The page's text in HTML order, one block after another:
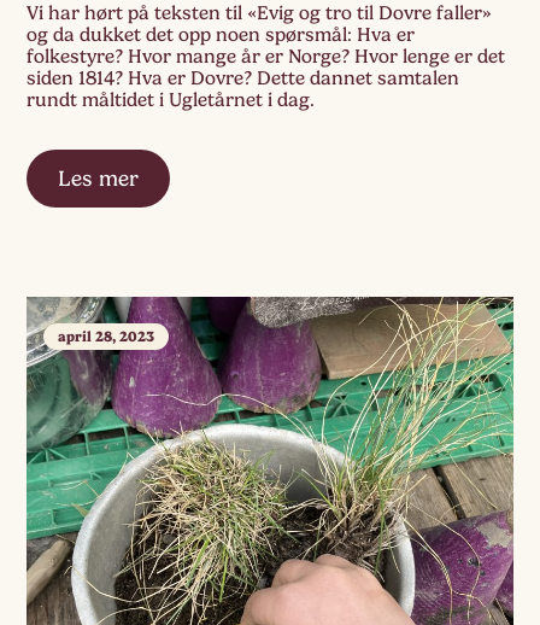
Vi har hørt på teksten til «Evig og tro til Dovre faller»
og da dukket det opp noen spørsmål: Hva er
folkestyre? Hvor mange år er Norge? Hvor lenge er det
siden 1814? Hva er Dovre? Dette dannet samtalen
rundt måltidet i Ugletårnet i dag.
Les mer
april 28, 2023